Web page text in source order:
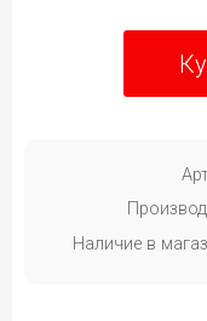
Наличие в